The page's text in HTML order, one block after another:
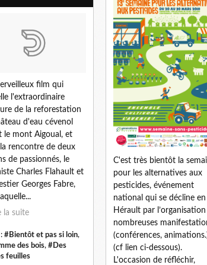
film qui
l'extraordinaire
de la reforestation
d'eau cévenol
le mont Aigoual, et
rencontre de deux
de passionnés, le
Charles Flahault et
Georges Fabre,
la suite
#Bientôt et pas si loin,
des bois, #Des
feuilles
C'est très bientôt la
pour les alternatives aux
pesticides, événement
national qui se décline en
Hérault par
nombreuses
(conférences,
(cf lien ci-dessous).
L'occasion de réfléchir,